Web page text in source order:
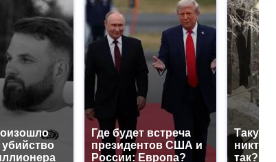
убийство
Где будет встреча
президентов США и
России: Европа?
Такую
никто
так?!